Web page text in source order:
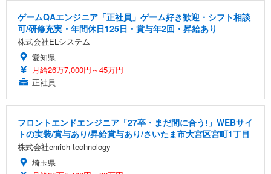
ゲームQAエンジニア「正社員」ゲーム好き歓迎・シフト相談
可/研修充実・年間休日125日・賞与年2回・昇給あり
株式会社ELシステム
愛知県
月給26万7,000円～45万円
正社員
フロントエンドエンジニア「27卒・まだ間に合う!」WEBサイ
トの実装/賞与あり/昇給賞与あり/さいたま市大宮区宮町1丁目
株式会社enrich technology
埼玉県